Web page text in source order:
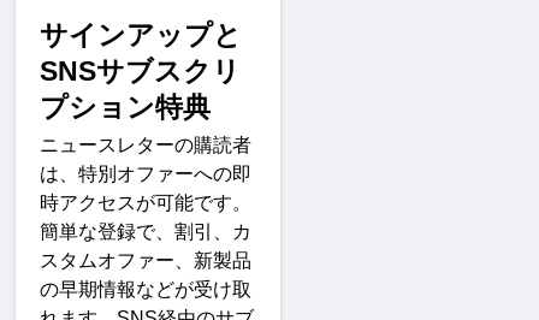
サインアップと
SNSサブスクリ
プション特典
ニュースレターの購読者
は、特別オファーへの即
時アクセスが可能です。
簡単な登録で、割引、カ
スタムオファー、新製品
の早期情報などが受け取